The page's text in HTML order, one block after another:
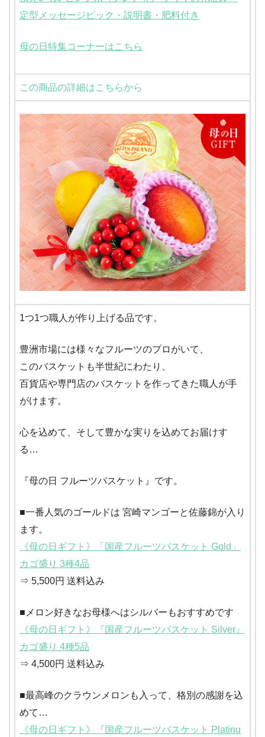
定型メッセージピック・説明書・肥料付き
母の日特集コーナーはこちら
この商品の詳細はこちらから
1つ1つ職人が作り上げる品です。
豊洲市場には様々なフルーツのプロがいて、
このバスケットも半世紀にわたり、
百貨店や専門店のバスケットを作ってきた職人が手
がけます。
心を込めて、そして豊かな実りを込めてお届けす
る…
『母の日 フルーツバスケット』です。
■一番人気のゴールドは 宮崎マンゴーと佐藤錦が入り
ます。
《母の日ギフト》「国産フルーツバスケット Gold」
カゴ盛り 3種4品
⇒ 5,500円 送料込み
■メロン好きなお母様へはシルバーもおすすめです
《母の日ギフト》『国産フルーツバスケット Silver』
カゴ盛り 4種5品
⇒ 4,500円 送料込み
■最高峰のクラウンメロンも入って、格別の感謝を込
めて…
《母の日ギフト》『国産フルーツバスケット Platinu